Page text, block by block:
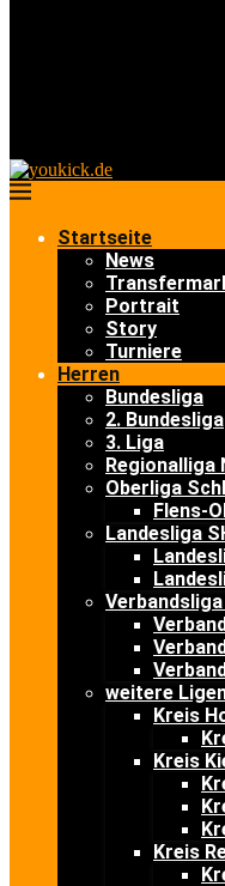
Startseite
News
Portrait
Story
Turniere
Herren
Bundesliga
2. Bundesliga
3. Liga
Regionalliga
Oberliga
Flens-
Landesliga
Verbandsliga
weitere
Kreis
Kreis
Kreis